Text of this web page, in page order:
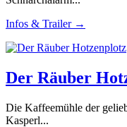
Infos & Trailer →
Der Räuber
Die Kaffeemühle der
Kasperl...